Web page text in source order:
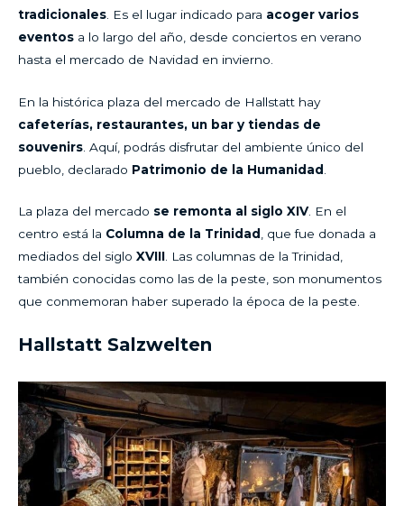
tradicionales . Es el lugar indicado para acoger varios
eventos a lo largo del año, desde conciertos en verano
hasta el mercado de Navidad en invierno.
En la histórica plaza del mercado de Hallstatt hay
cafeterías, restaurantes, un bar y tiendas de
souvenirs . Aquí, podrás disfrutar del ambiente único del
pueblo, declarado Patrimonio de la Humanidad
La plaza del mercado se remonta al siglo XIV. En el
centro está la Columna de la Trinidad , que fue donada a
mediados del siglo XVIII. Las columnas de la Trinidad,
también conocidas como las de la peste, son monumentos
que conmemoran haber superado la época de la peste.
Hallstatt Salzwelten